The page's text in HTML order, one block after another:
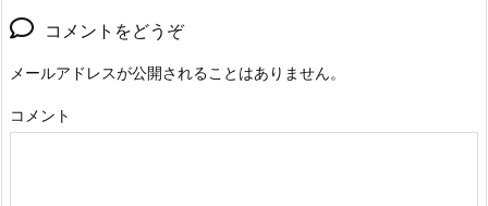
コメントをどうぞ
メールアドレスが公開されることはありません。
コメント